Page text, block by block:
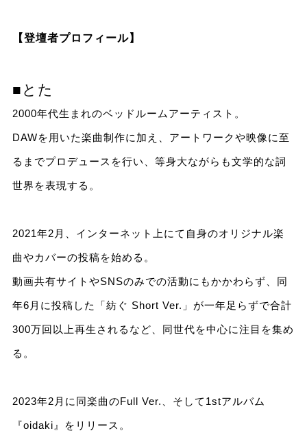
【登壇者プロフィール】
■とた
2000年代生まれのベッドルームアーティスト。
DAWを用いた楽曲制作に加え、アートワークや映像に至
るまでプロデュースを行い、等身大ながらも文学的な詞
世界を表現する。
2021年2月、インターネット上にて自身のオリジナル楽
曲やカバーの投稿を始める。
動画共有サイトやSNSのみでの活動にもかかわらず、同
年6月に投稿した「紡ぐ Short Ver.」が一年足らずで合計
300万回以上再生されるなど、同世代を中心に注目を集め
る。
2023年2月に同楽曲のFull Ver.、そして1stアルバム
『oidaki』をリリース。